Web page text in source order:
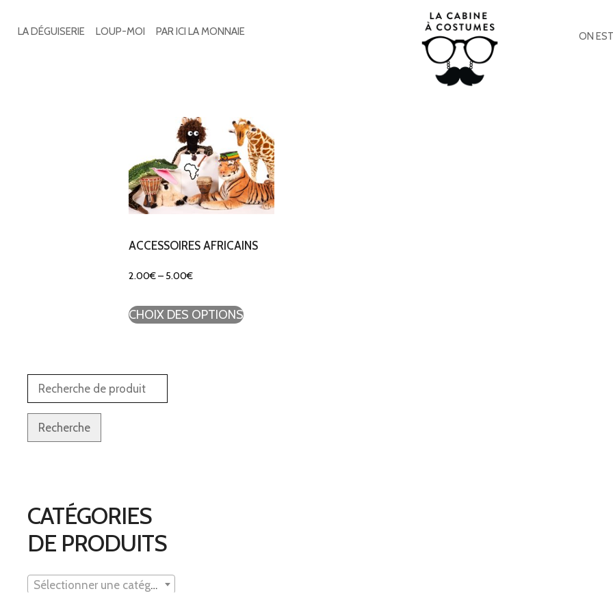
LA DÉGUISERIE LOUP-MOI PAR ICI LA MONNAIE ON
ACCESSOIRES AFRICAINS
2.00€– 5.00€
CHOIX DES OPTIONS
Recherche
CATÉGORIES
DE PRODUITS
Sélectionner une catégorie